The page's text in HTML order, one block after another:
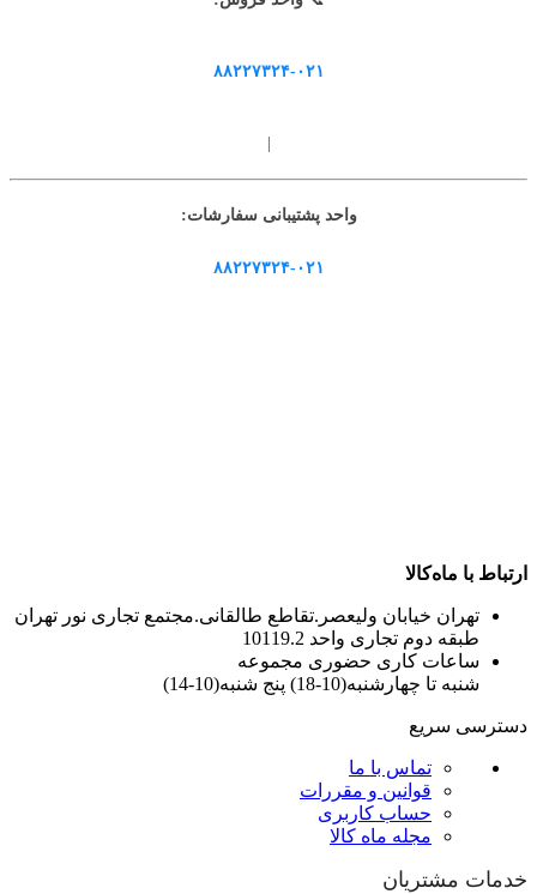
۸۸۲۲۷۳۲۴-۰۲۱
واحد پشتیبانی سفارشات:
۸۸۲۲۷۳۲۴-۰۲۱
ارتباط با ماه‌کالا
تهران خیابان ولیعصر.تقاطع طالقانی.مجتمع تجاری نور تهران
طبقه دوم تجاری واحد 10119.2
ساعات کاری حضوری مجموعه
شنبه تا چهارشنبه(10-18) پنج شنبه(10-14)
دسترسی سریع
تماس با ما
قوانین و مقررات
حساب کاربری
مجله ماه کالا
خدمات مشتریان